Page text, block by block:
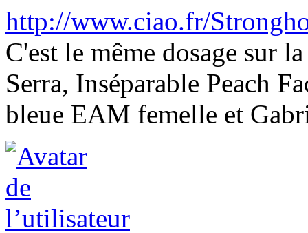
http://www.ciao.fr/
C'est le même dosage sur
Serra, Inséparable Peach
bleue EAM femelle et